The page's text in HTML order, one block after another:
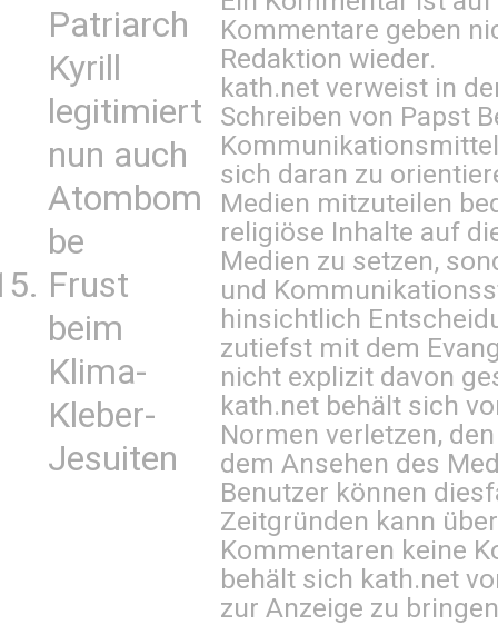
Patriarch
Kyrill
legitimiert
nun auch
Atombom
be
Frust
beim
Klima-
Kleber-
Jesuiten
Kommentare geben
Redaktion wieder.
kath.net verweist in
Schreiben von Papst
sich daran zu
Medien mitzuteilen
religiöse Inhalte auf
Medien zu setzen,
und
hinsichtlich
zutiefst mit dem
nicht explizit davon
kath.net behält sich
Normen verletzen,
dem Ansehen des
Benutzer können
Zeitgründen kann
Kommentaren keine
behält sich kath.net
zur Anzeige zu